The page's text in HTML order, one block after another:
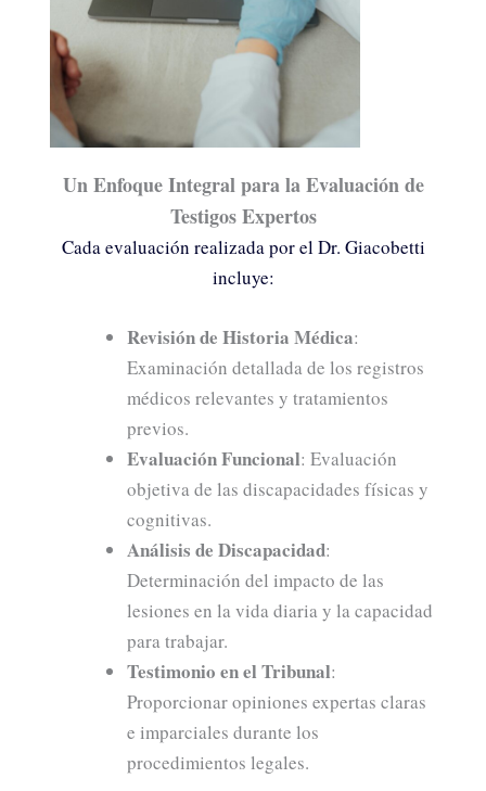
Un Enfoque Integral para la Evaluación de
Testigos Expertos
Cada evaluación realizada por el Dr. Giacobetti
incluye:
Revisión de Historia Médica:
Examinación detallada de los registros
médicos relevantes y tratamientos
previos.
Evaluación Funcional: Evaluación
objetiva de las discapacidades físicas y
cognitivas.
Análisis de Discapacidad:
Determinación del impacto de las
lesiones en la vida diaria y la capacidad
para trabajar.
Testimonio en el Tribunal:
Proporcionar opiniones expertas claras
e imparciales durante los
procedimientos legales.